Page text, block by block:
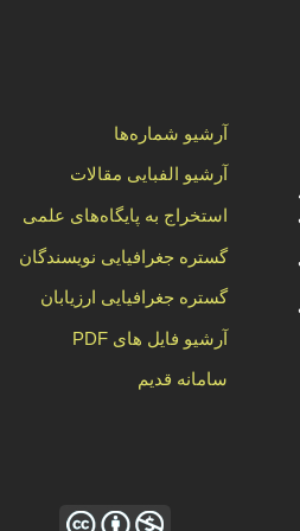
آرشیو شماره‌ها
آرشیو الفبایی مقالات
استخراج به پایگاه‌های علمی
گستره جغرافیایی نویسندگان
گستره جغرافیایی ارزیابان
آرشیو فایل های PDF
سامانه قدیم